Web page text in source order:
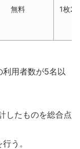
無料 1枚
利用者数が5名以
したものを総合点
う。